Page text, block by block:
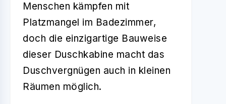
Menschen kämpfen mit
Platzmangel im Badezimmer,
doch die einzigartige Bauweise
dieser Duschkabine macht das
Duschvergnügen auch in kleinen
Räumen möglich.